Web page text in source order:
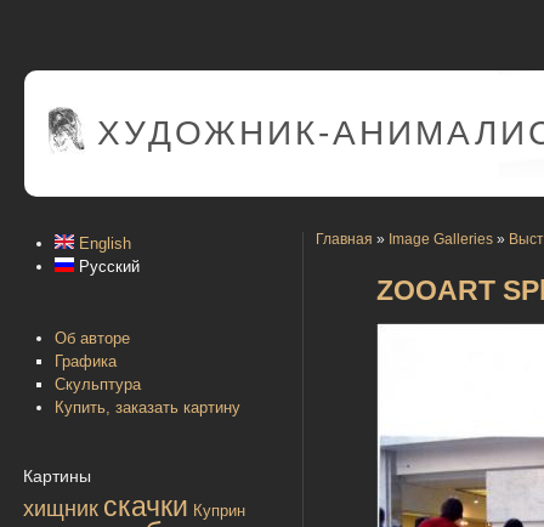
ХУДОЖНИК-
English
Русский
Об авторе
Графика
Скульптура
Купить, заказать картину
Картины
хищник скачки Куприн
Главная » Image Galleries »
ZOOART